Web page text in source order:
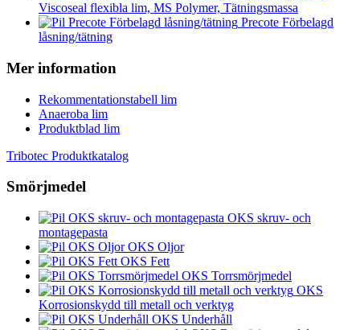
Viscoseal flexibla lim, MS Polymer, Tätningsmassa
Precote Förbelagd
låsning/tätning
Mer information
Rekommentationstabell lim
Anaeroba lim
Produktblad lim
Tribotec Produktkatalog
Smörjmedel
OKS skruv- och
montagepasta
OKS Oljor
OKS Fett
OKS Torrsmörjmedel
OKS
Korrosionskydd till metall och verktyg
OKS Underhåll